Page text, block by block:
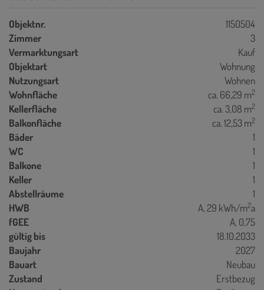
Objektnr.
1150504
Zimmer
3
Vermarktungsart
Kauf
Objektart
Wohnung
Nutzungsart
Wohnen
Wohnfläche
ca. 66,29 m2
Kellerfläche ca. 3,08 m2
Balkonfläche ca. 12,53 m2
Bäder
1
WC
1
Balkone
1
Keller
1
Abstellräume
1
HWB
A, 29 kWh/m2a
fGEE
A, 0,75
gültig bis
18.10.2033
Baujahr
2027
Bauart
Neubau
Zustand
Erstbezug